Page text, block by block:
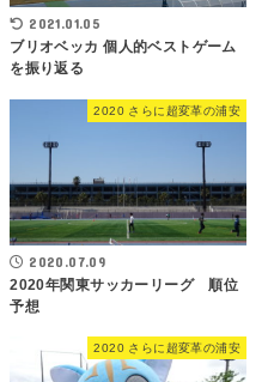
2021.01.05
ブリオベッカ 個人的ベストゲーム
を振り返る
2020 さらに超変革の浦安
2020.07.09
2020年関東サッカーリーグ 順位
予想
2020 さらに超変革の浦安